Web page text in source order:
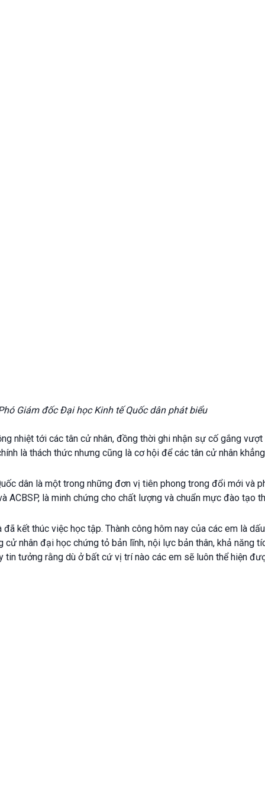
Giám đốc Đại học Kinh tế Quốc dân phát biểu
nhiệt tới các tân cử nhân, đồng thời ghi nhận sự cố gắng
là thách thức nhưng cũng là cơ hội để các tân cử nhân
dân là một trong những đơn vị tiên phong trong đổi mới và
là minh chứng cho chất lượng và chuẩn mực đào tạo
kết thúc việc học tập. Thành công hôm nay của các em là
nhân đại học chứng tỏ bản lĩnh, nội lực bản thân, khả năng
tưởng rằng dù ở bất cứ vị trí nào các em sẽ luôn thể hiện